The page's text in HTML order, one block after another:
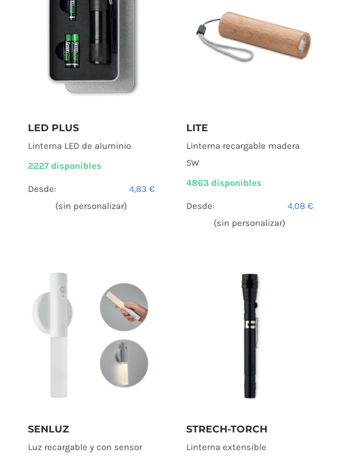
LED PLUS
Linterna LED de aluminio
2227 disponibles
Desde: 4,83 €
(sin personalizar)
LITE
Linterna recargable madera
5W
4863 disponibles
Desde: 4,08 €
(sin personalizar)
SENLUZ
Luz recargable y con sensor
STRECH-TORCH
Linterna extensible